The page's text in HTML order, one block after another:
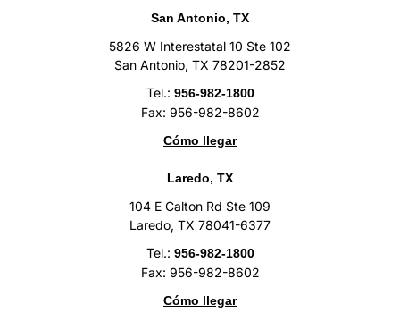
San Antonio, TX
5826 W Interestatal 10 Ste 102
San Antonio, TX 78201-2852
Tel.: 956-982-1800
Fax: 956-982-8602
Cómo llegar
Laredo, TX
104 E Calton Rd Ste 109
Laredo, TX 78041-6377
Tel.: 956-982-1800
Fax: 956-982-8602
Cómo llegar